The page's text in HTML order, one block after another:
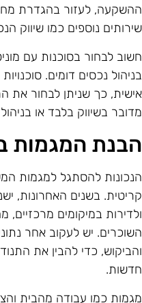
לעזור בהגדרת
נוספים כמו שיווק
לבחור בסוכנות עם
נכסים דומים.
כך שניתן לבחור את
בשיווק בלבד או
המגמות
להסתגל למגמות
בשנים האחרונות,
במיקומים מרכזיים,
יש לעקוב אחר
כדי להבין את
כמו עבודה מהבית